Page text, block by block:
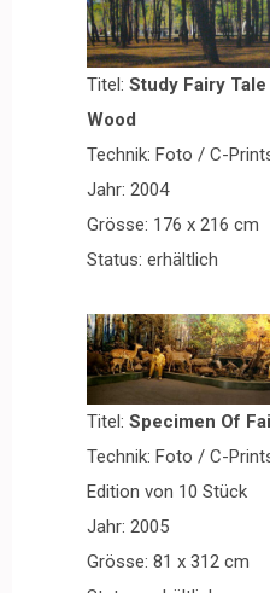
Titel: Study Fairy
Wood
Technik: Foto / C-
Jahr: 2004
Grösse: 176 x 216 cm
Status: erhältlich
Titel: Specimen Of
Technik: Foto / C-
Edition von 10 Stück
Jahr: 2005
Grösse: 81 x 312 cm